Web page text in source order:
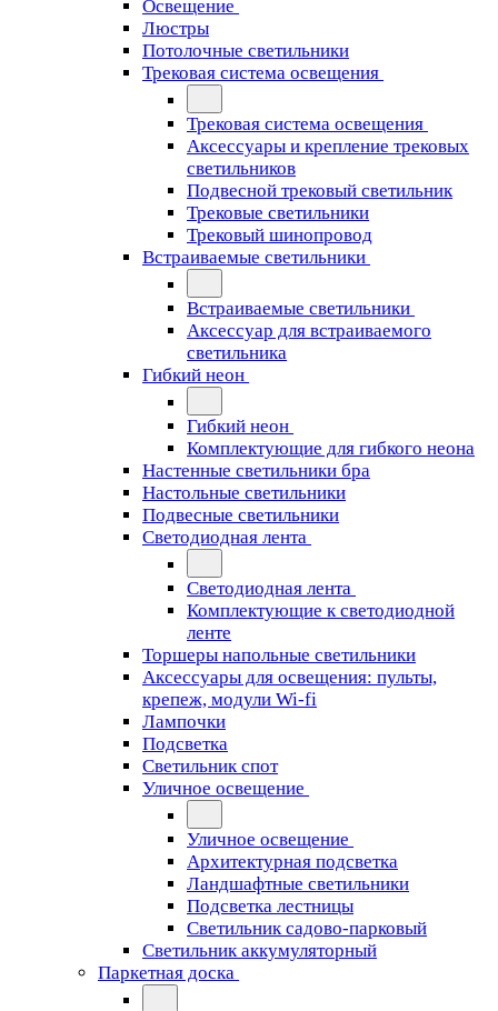
Освещение
Люстры
Потолочные светильники
Трековая система освещения
Трековая система освещения
Аксессуары и крепление трековых
светильников
Подвесной трековый светильник
Трековые светильники
Трековый шинопровод
Встраиваемые светильники
Встраиваемые светильники
Аксессуар для встраиваемого
светильника
Гибкий неон
Гибкий неон
Комплектующие для гибкого неона
Настенные светильники бра
Настольные светильники
Подвесные светильники
Светодиодная лента
Светодиодная лента
Комплектующие к светодиодной
ленте
Торшеры напольные светильники
Аксессуары для освещения: пульты,
крепеж, модули Wi-fi
Лампочки
Подсветка
Светильник спот
Уличное освещение
Уличное освещение
Архитектурная подсветка
Ландшафтные светильники
Подсветка лестницы
Светильник садово-парковый
Светильник аккумуляторный
Паркетная доска